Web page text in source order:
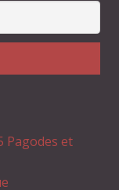
Pagodes et